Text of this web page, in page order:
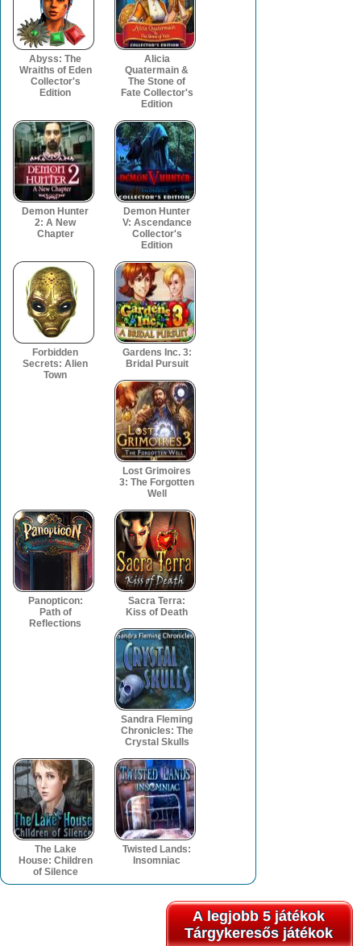
Abyss: The
Wraiths of Eden
Collector's
Edition
Alicia
Quatermain &
The Stone of
Fate Collector's
Edition
Demon Hunter
2: A New
Chapter
Demon Hunter
V: Ascendance
Collector's
Edition
Forbidden
Secrets: Alien
Town
Gardens Inc. 3:
Bridal Pursuit
Lost Grimoires
3: The Forgotten
Well
Panopticon:
Path of
Reflections
Sacra Terra:
Kiss of Death
Sandra Fleming
Chronicles: The
Crystal Skulls
The Lake
House: Children
of Silence
Twisted Lands:
Insomniac
A legjobb 5 játékok
A legjobb 5 játékok
Tárgykeresős játékok
Tárgykeresős játékok